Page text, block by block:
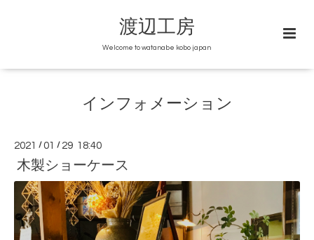
渡辺工房
Welcome to watanabe kobo japan
インフォメーション
2021 /01 / 29 18:40
木製ショーケース